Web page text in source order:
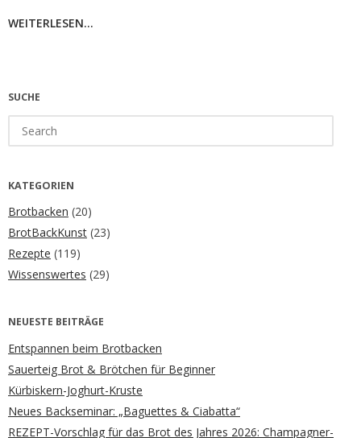
WEITERLESEN...
SUCHE
for:
KATEGORIEN
Brotbacken (20)
BrotBackKunst (23)
Rezepte (119)
Wissenswertes (29)
NEUESTE BEITRÄGE
Entspannen beim Brotbacken
Sauerteig Brot & Brötchen für Beginner
Kürbiskern-Joghurt-Kruste
Neues Backseminar: „Baguettes & Ciabatta“
REZEPT-Vorschlag für das Brot des Jahres 2026: Champagner-